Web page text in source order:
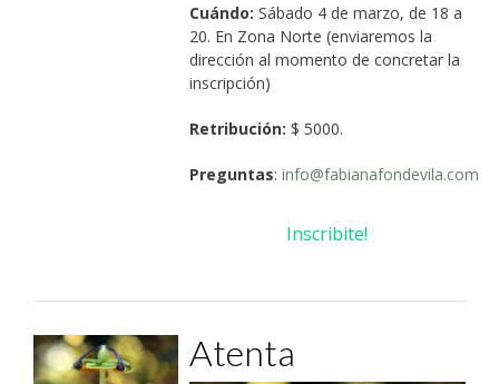
Cuándo: Sábado 4 de marzo, de 18 a
20. En Zona Norte (enviaremos la
dirección al momento de concretar la
inscripción)
Retribución: $ 5000.
Preguntas: info@fabianafondevila.com
Inscribite!
Atenta